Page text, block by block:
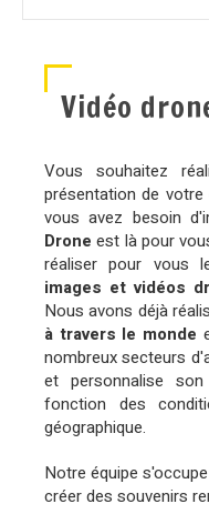
Vidéo
Vous souhaitez
présentation de
vous avez besoin
Drone est là pour
réaliser pour vous
images et vidéos
Nous avons déjà
à travers le monde
nombreux secteurs
et personnalise
fonction des
géographique.
Notre équipe
créer des souvenirs